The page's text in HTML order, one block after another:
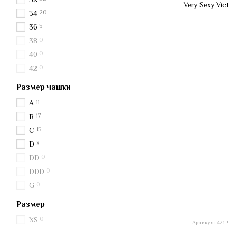
Артикул:
34 20
36 5
38 0
40 0
42 0
Размер чашки
A 11
B 17
C 15
D 8
DD 0
DDD 0
G 0
Размер
XS 0